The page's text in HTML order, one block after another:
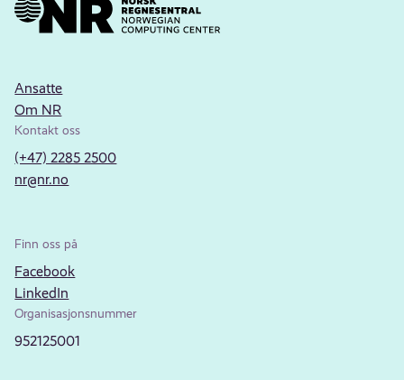
Ansatte
Om NR
Kontakt oss
(+47) 2285 2500
nr@nr.no
Finn oss på
Facebook
LinkedIn
Organisasjonsnummer
952125001